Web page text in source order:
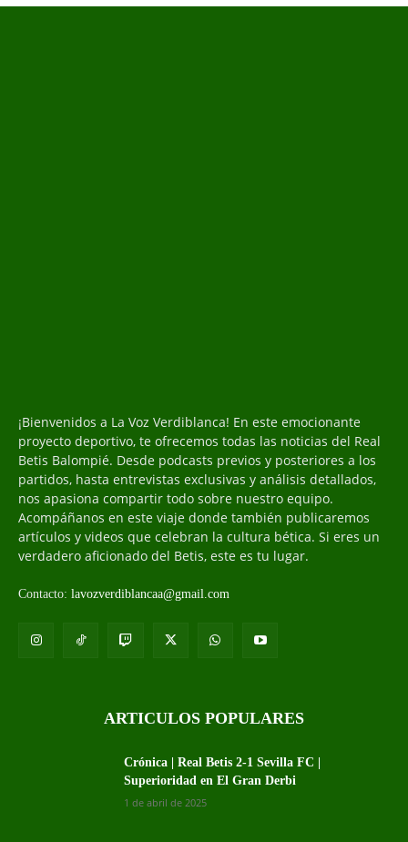
¡Bienvenidos a La Voz Verdiblanca! En este emocionante
proyecto deportivo, te ofrecemos todas las noticias del Real
Betis Balompié. Desde podcasts previos y posteriores a los
partidos, hasta entrevistas exclusivas y análisis detallados,
nos apasiona compartir todo sobre nuestro equipo.
Acompáñanos en este viaje donde también publicaremos
artículos y videos que celebran la cultura bética. Si eres un
verdadero aficionado del Betis, este es tu lugar.
Contacto: lavozverdiblancaa@gmail.com
ARTICULOS POPULARES
Crónica | Real Betis 2-1 Sevilla FC |
Superioridad en El Gran Derbi
1 de abril de 2025